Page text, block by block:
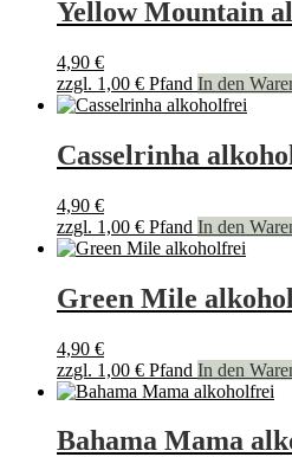
Yellow Mountain
4,90 €
zzgl. 1,00 € Pfand In den
Casselrinha
4,90 €
zzgl. 1,00 € Pfand In den
Green Mile
4,90 €
zzgl. 1,00 € Pfand In den
Bahama Mama